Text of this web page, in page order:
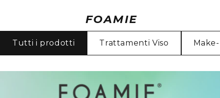
FOAMIE
Tutti i prodotti Trattamenti Viso